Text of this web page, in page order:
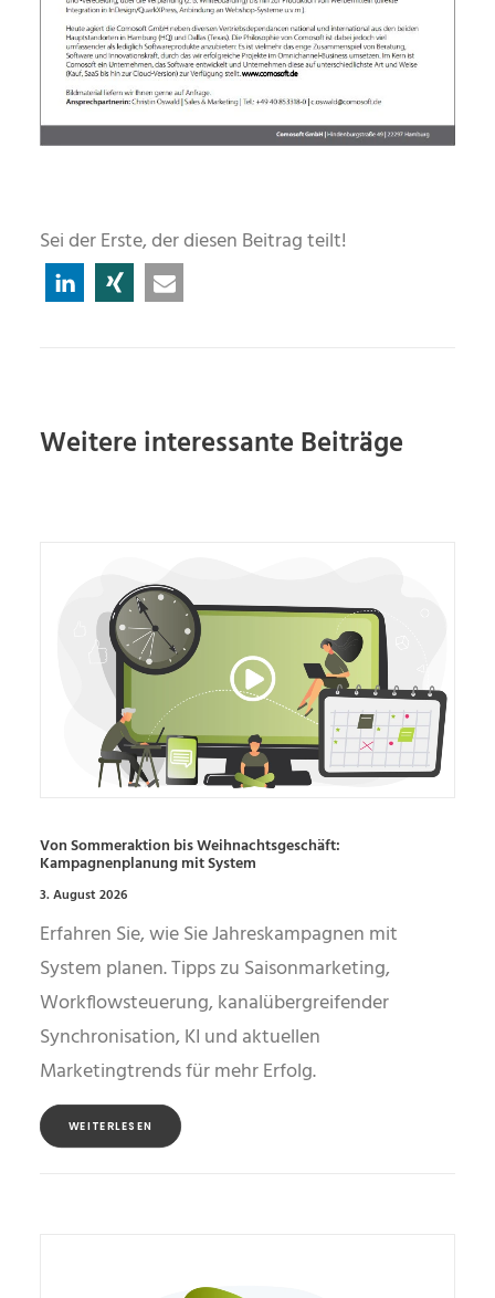
Sei der Erste, der diesen Beitrag teilt!
Weitere interessante Beiträge
Von Sommeraktion bis Weihnachtsgeschäft:
Kampagnenplanung mit System
3. August 2026
Erfahren Sie, wie Sie Jahreskampagnen mit
System planen. Tipps zu Saisonmarketing,
Workflowsteuerung, kanalübergreifender
Synchronisation, KI und aktuellen
Marketingtrends für mehr Erfolg.
WEITERLESEN